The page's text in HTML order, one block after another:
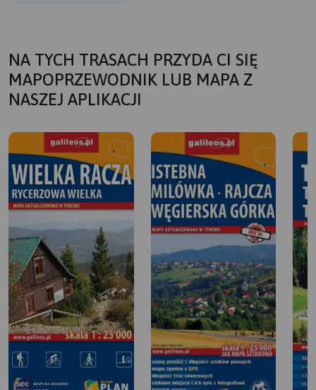
NA TYCH TRASACH PRZYDA CI SIĘ
MAPOPRZEWODNIK LUB MAPA Z
NASZEJ APLIKACJI